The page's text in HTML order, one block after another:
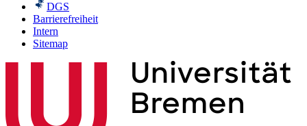
DGS
Barrierefreiheit
Intern
Sitemap